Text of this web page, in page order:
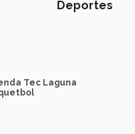
Deportes
Tec Laguna